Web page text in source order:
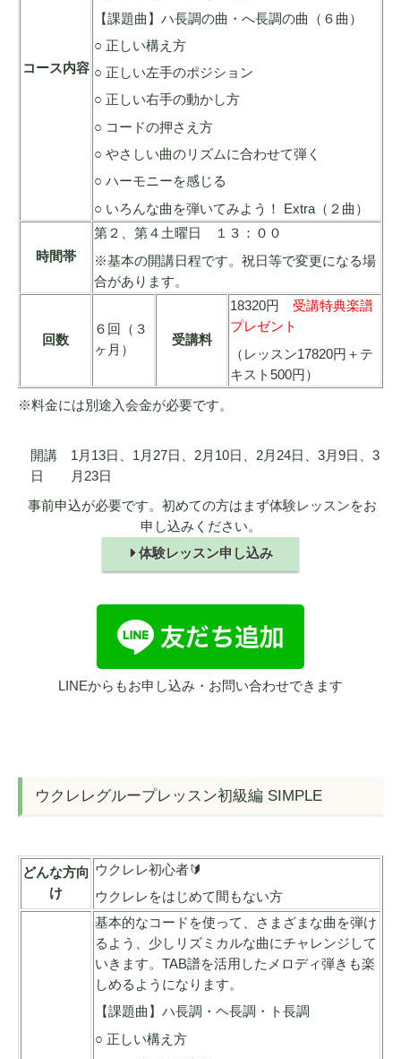
コース内容
【課題曲】ハ長調の曲・へ長調の曲（６曲）
○ 正しい構え方
○ 正しい左手のポジション
○ 正しい右手の動かし方
○ コードの押さえ方
○ やさしい曲のリズムに合わせて弾く
○ ハーモニーを感じる
○ いろんな曲を弾いてみよう！ Extra（２曲）
時間帯
第２、第４土曜日 １３：００
※基本の開講日程です。祝日等で変更になる場
合があります。
回数
６回（３
ヶ月）
受講料
18320円 受講特典楽譜
プレゼント
（レッスン17820円＋テ
キスト500円）
※料金には別途入会金が必要です。
開講
日
1月13日、1月27日、2月10日、2月24日、3月9日、3
月23日
事前申込が必要です。初めての方はまず体験レッスンをお
申し込みください。
体験レッスン申し込み
LINEからもお申し込み・お問い合わせできます
ウクレレグループレッスン初級編 SIMPLE
どんな方向
け
ウクレレ初心者🔰
ウクレレをはじめて間もない方
基本的なコードを使って、さまざまな曲を弾け
るよう、少しリズミカルな曲にチャレンジして
いきます。TAB譜を活用したメロディ弾きも楽
しめるようになります。
【課題曲】ハ長調・ヘ長調・ト長調
○ 正しい構え方